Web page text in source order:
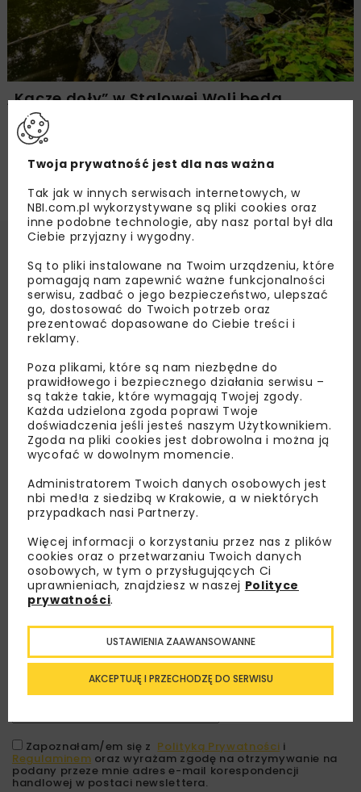
„Kacze doły” w Stalowej Woli będą
zbiornikiem retencyjnym
Lubisz wiedzieć więcej?
Zapisz się do newslettera aby otrzymywać od
nas najlepsze informacje branżowe,
zaproszenia na wydarzenia, atrakcyjne oferty i
dedykowane akcje specjalne.
Zapoznałam/em się z Polityką Prywatności i
Regulaminem oraz wyrażam zgodę na otrzymywanie na
podany przeze mnie adres e-mail korespondencji
handlowej w postaci newslettera.
Twoja prywatność jest dla nas ważna
Tak jak w innych serwisach internetowych, w
NBI.com.pl wykorzystywane są pliki cookies oraz
inne podobne technologie, aby nasz portal był dla
Ciebie przyjazny i wygodny.
Są to pliki instalowane na Twoim urządzeniu, które
pomagają nam zapewnić ważne funkcjonalności
serwisu, zadbać o jego bezpieczeństwo, ulepszać
go, dostosować do Twoich potrzeb oraz
prezentować dopasowane do Ciebie treści i
reklamy.
Poza plikami, które są nam niezbędne do
prawidłowego i bezpiecznego działania serwisu –
są także takie, które wymagają Twojej zgody.
Każda udzielona zgoda poprawi Twoje
doświadczenia jeśli jesteś naszym Użytkownikiem.
Zgoda na pliki cookies jest dobrowolna i można ją
wycofać w dowolnym momencie.
Administratorem Twoich danych osobowych jest
nbi med!a z siedzibą w Krakowie, a w niektórych
przypadkach nasi Partnerzy.
Więcej informacji o korzystaniu przez nas z plików
cookies oraz o przetwarzaniu Twoich danych
osobowych, w tym o przysługujących Ci
uprawnieniach, znajdziesz w naszej Polityce
prywatności.
AKCEPTUJĘ I PRZECHODZĘ DO SERWISU
USTAWIENIA ZAAWANSOWANNE